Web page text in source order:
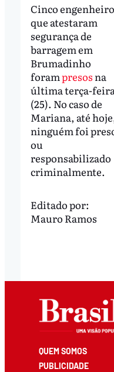
Cinco
que atestaram
segurança de
barragem em
Brumadinho
forampresos na
última terça-feira
(25). No caso de
Mariana, até
ninguém foi
ou
responsabilizado
criminalmente.
Editado por:
Mauro Ramos
QUEM SOMOS
PUBLICIDADE